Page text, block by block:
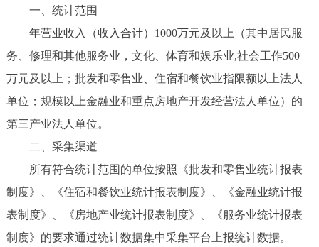
一、统计范围
年营业收入（收入合计）1000万元及以上（其中居民服
务、修理和其他服务业，文化、体育和娱乐业,社会工作500
万元及以上；批发和零售业、住宿和餐饮业指限额以上法人
单位；规模以上金融业和重点房地产开发经营法人单位）的
第三产业法人单位。
二、采集渠道
所有符合统计范围的单位按照《批发和零售业统计报表
制度》、《住宿和餐饮业统计报表制度》、《金融业统计报
表制度》、《房地产业统计报表制度》、《服务业统计报表
制度》的要求通过统计数据集中采集平台上报统计数据。